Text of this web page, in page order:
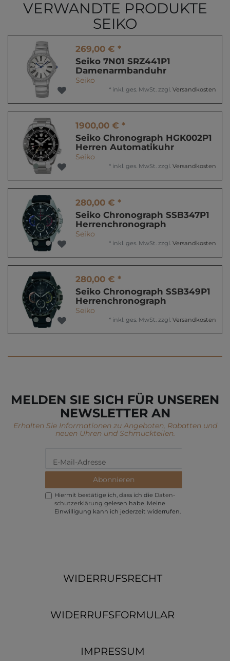
VERWANDTE PRODUKTE
SEIKO
269,00 € *
Seiko 7N01 SRZ441P1
Damenarmbanduhr
Seiko
* inkl. ges. MwSt. zzgl. Versandkosten
1900,00 € *
Seiko Chronograph HGK002P1
Herren Automatikuhr
Seiko
* inkl. ges. MwSt. zzgl. Versandkosten
280,00 € *
Seiko Chronograph SSB347P1
Herrenchronograph
Seiko
* inkl. ges. MwSt. zzgl. Versandkosten
280,00 € *
Seiko Chronograph SSB349P1
Herrenchronograph
Seiko
* inkl. ges. MwSt. zzgl. Versandkosten
MELDEN SIE SICH FÜR UNSEREN
NEWSLETTER AN
Erhalten Sie Informationen zu Angeboten, Rabatten und
neuen Uhren und Schmuckteilen.
Abonnieren
Hiermit bestätige ich, dass ich die Daten­
schutz­erklärung gelesen habe. Meine
Einwilligung kann ich jederzeit widerrufen.
WIDERRUFSRECHT
WIDERRUFSFORMULAR
IMPRESSUM